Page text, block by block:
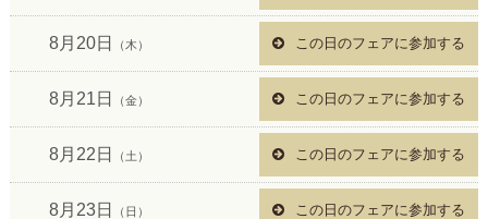
8月20日 （木） この日のフェアに参加する
8月21日 （金） この日のフェアに参加する
8月22日 （土） この日のフェアに参加する
8月23日 （日） この日のフェアに参加する